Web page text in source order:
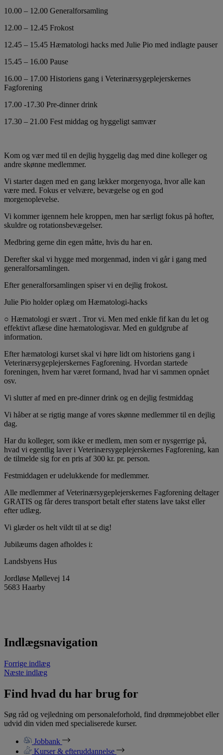
10.00 – 12.00 Generalforsamling
12.00 – 12.45 Frokost
12.45 – 15.45 Hæmatologi hacks med Julie Pio med indlagte pauser
15.45 – 16.00 Pause
16.00 – 17.00 Historiens gang i Veterinærsygeplejerskernes
Fagforening
17.00 -17.30 Pre-dinner drink
17.30 – 21.00 Fest middag og hyggeligt samvær
Kom og vær med til en dejlig hyggelig dag med dine kolleger og
andre skønne medlemmer.
Vi starter dagen med en gang lækker morgenyoga, hvor alle kan
være med. Fokus er velvære, bevægelse og en god
morgenoplevelse.
Vi kommer igennem hele kroppen, men har særligt fokus på hofter,
skuldre og rotationsbevægelser.
Medbring gerne din egen måtte, hvis du har en.
Derefter skal vi hygge med morgenmad, inden vi går i gang med
generalforsamlingen.
Efter generalforsamlingen spiser vi en dejlig frokost.
Julie Pio holder oplæg om Hæmatologi-hacks
○ Hæmatologi er svært . Tror vi. Men med enkle fif kan du let og
effektivt aflæse dine hæmatologisvar. Med en guldgrube af
information.
Efter hæmatologi kurset skal vi høre lidt om historiens gang i
Veterinærsygeplejerskernes Fagforening. Hvordan startede
foreningen, hvem har været formand, hvad har vi sammen opnået
osv.
Vi slutter af med en pre-dinner drink og en dejlig festmiddag
Vi håber at se rigtig mange af vores skønne medlemmer til en dejlig
dag.
Har du kolleger, som ikke er medlem, men som er nysgerrige på,
hvad vi egentlig laver i Veterinærsygeplejerskernes Fagforening, kan
de tilmelde sig for en pris af 300 kr. pr. person.
Festmiddagen er udelukkende for medlemmer.
Alle medlemmer af Veterinærsygeplejerskernes Fagforening deltager
GRATIS og får deres transport betalt efter statens lave takst eller
efter udlæg.
Vi glæder os helt vildt til at se dig!
Jubilæums dagen afholdes i:
Landsbyens Hus
Jordløse Møllevej 14
5683 Haarby
Indlægsnavigation
Forrige indlæg
Næste indlæg
Find hvad du har brug for
Søg råd og vejledning om personaleforhold, find drømmejobbet eller
udvid din viden med specialiserede kurser.
Jobbank
Kurser & efteruddannelse